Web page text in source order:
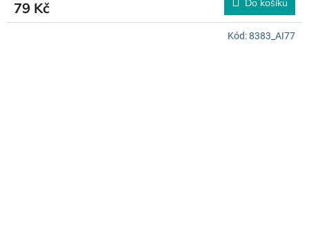
79 Kč Do košíku
Kód:8383_AI77